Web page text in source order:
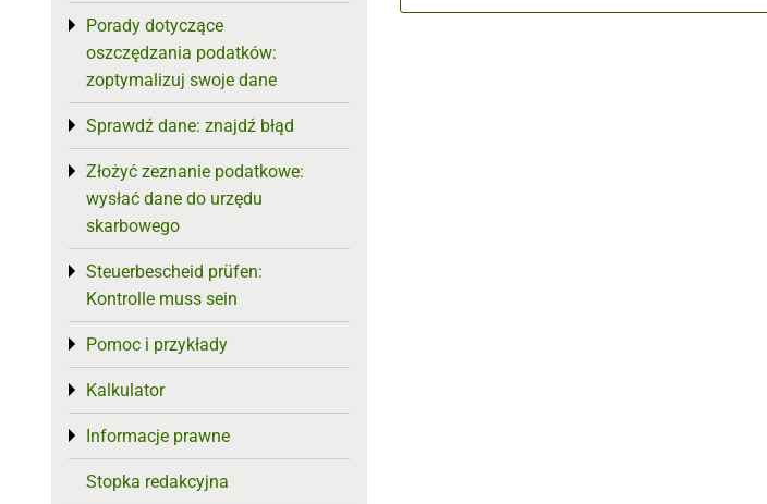
Porady dotyczące
oszczędzania podatków:
zoptymalizuj swoje dane
Toggle menu
Sprawdź dane: znajdź błąd
Toggle menu
Złożyć zeznanie podatkowe:
wysłać dane do urzędu
skarbowego
Toggle menu
Steuerbescheid prüfen:
Kontrolle muss sein
Toggle menu
Pomoc i przykłady
Toggle menu
Kalkulator
Toggle menu
Informacje prawne
Toggle menu
Stopka redakcyjna